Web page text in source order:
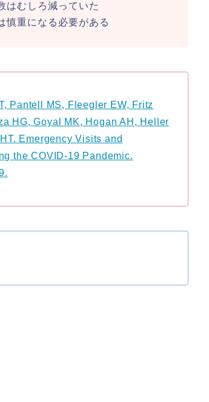
はむしろ減っていた
慎重になる必要がある
Pantell MS, Fleegler EW, Fritz
HG, Goyal MK, Hogan AH, Heller
Emergency Visits and
the COVID-19 Pandemic.